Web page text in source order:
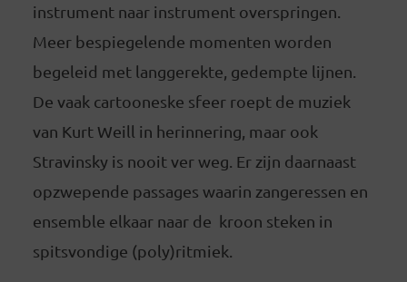
instrument naar instrument overspringen.
Meer bespiegelende momenten worden
begeleid met langgerekte, gedempte lijnen.
De vaak cartooneske sfeer roept de muziek
van Kurt Weill in herinnering, maar ook
Stravinsky is nooit ver weg. Er zijn daarnaast
opzwepende passages waarin zangeressen en
ensemble elkaar naar de kroon steken in
spitsvondige (poly)ritmiek.